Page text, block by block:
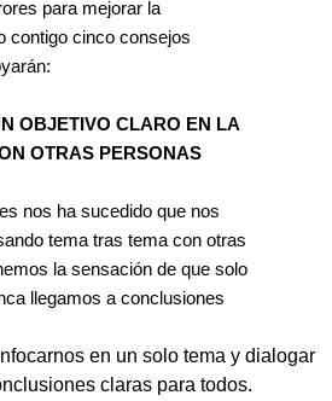
para mejorar la
contigo cinco consejos
OBJETIVO CLARO EN LA
OTRAS PERSONAS
nos ha sucedido que nos
tema tras tema con otras
la sensación de que solo
llegamos a conclusiones
en un solo tema y dialogar
claras para todos.